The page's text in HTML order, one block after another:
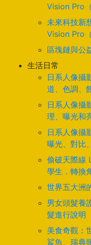
Vision Pro（
未來科技新
Vision Pro（
區塊鏈與公
生活日常
日系人像攝
道、色調、
日系人像攝
理、曝光和
日系人像攝
曝光、對比
偷破天際線
學生．轉換
世界五大洲
男女頭髮養
髮進行說明
美食奇觀：
鯊魚、瑞典